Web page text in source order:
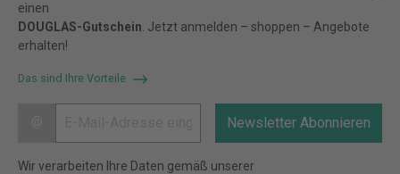
einen
DOUGLAS-Gutschein . Jetzt anmelden – shoppen – Angebote
erhalten!
Das sind Ihre Vorteile
Newsletter Abonnieren
Wir verarbeiten Ihre Daten gemäß unserer